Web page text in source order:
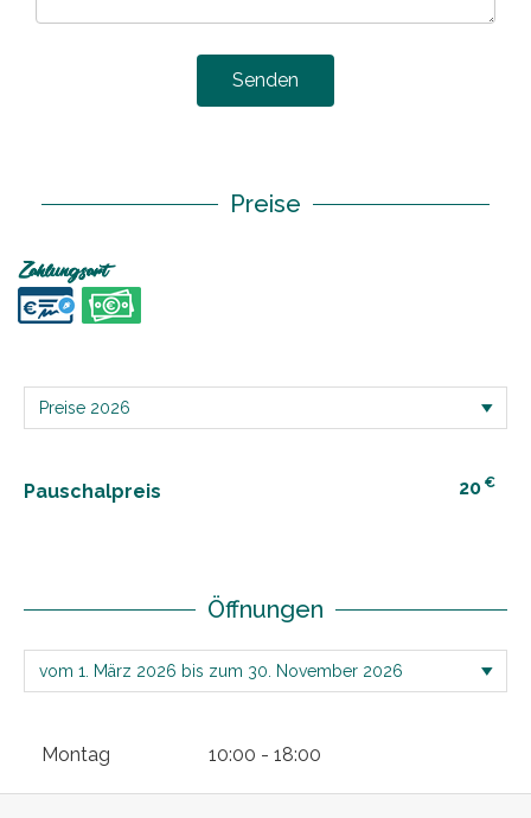
Senden
Preise
Zahlungsart
Pauschalpreis 20 €
Öffnungen
Montag 10:00 - 18:00